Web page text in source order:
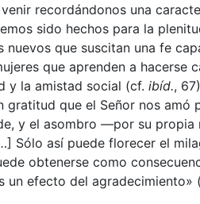
recordándonos una
sido hechos para la
nuevos que suscitan una fe
que aprenden a
y la amistad social (cf. ibíd.,
gratitud que el Señor nos amó
y el asombro —por su
Sólo así puede florecer el
obtenerse como
un efecto del agradecimiento» (